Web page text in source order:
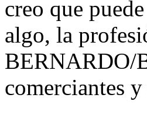
creo que
algo, la
BERNARDO/
comerciantes